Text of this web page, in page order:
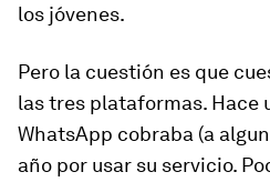
los jóvenes.
Pero la cuestión es que
las tres plataformas. Hace
WhatsApp cobraba (a
año por usar su servicio.